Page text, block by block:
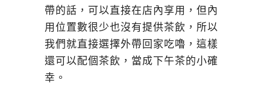
帶的話，可以直接在店內享用，但內
用位置數很少也沒有提供茶飲，所以
我們就直接選擇外帶回家吃嚕，這樣
還可以配個茶飲，當成下午茶的小確
幸。